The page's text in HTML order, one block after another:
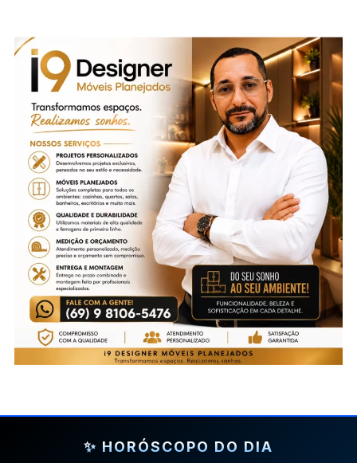
✨ HORÓSCOPO DO DIA